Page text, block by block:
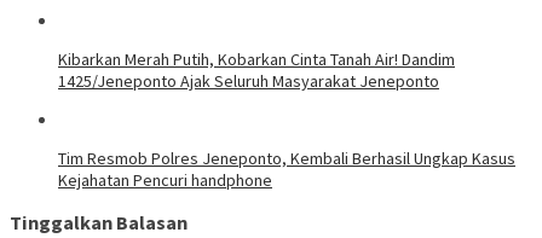
Kibarkan Merah Putih, Kobarkan Cinta Tanah Air! Dandim
1425/Jeneponto Ajak Seluruh Masyarakat Jeneponto
Tim Resmob Polres Jeneponto, Kembali Berhasil Ungkap Kasus
Kejahatan Pencuri handphone
Tinggalkan Balasan